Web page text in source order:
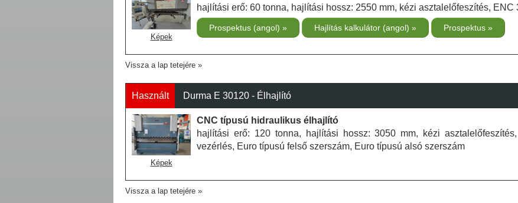
Képek
hajlítási erő: 60 tonna, hajlítási hossz: 2550 mm, kézi asztalelőfeszítés, ENC
Prospektus (angol) Hajlítás kalkulátor (angol) Prospektus
Vissza a lap tetejére
Használt Durma E 30120 - Élhajlító
Képek
CNC típusú hidraulikus élhajlító
hajlítási erő: 120 tonna, hajlítási hossz: 3050 mm, kézi
vezérlés, Euro típusú felső szerszám, Euro típusú alsó szerszám
Vissza a lap tetejére